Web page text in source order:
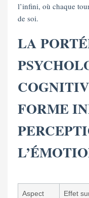
l’infini, où chaque
de soi.
LA
FORME
Aspect Effet